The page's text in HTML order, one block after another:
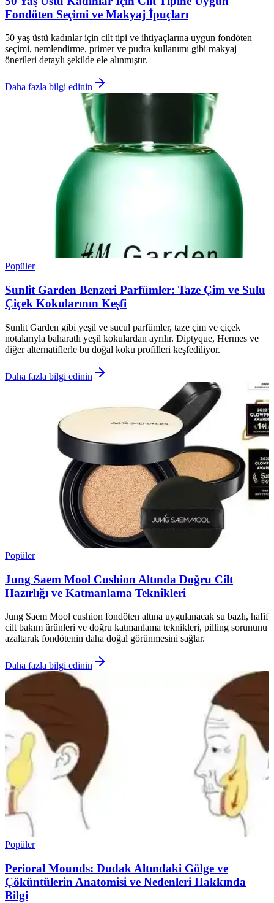
Fondöten Seçimi ve Makyaj İpuçları
50 yaş üstü kadınlar için cilt tipi ve ihtiyaçlarına uygun fondöten
seçimi, nemlendirme, primer ve pudra kullanımı gibi makyaj
önerileri detaylı şekilde ele alınmıştır.
Daha fazla bilgi edinin
Popüler
Sunlit Garden Benzeri Parfümler: Taze Çim ve Sulu
Çiçek Kokularının Keşfi
Sunlit Garden gibi yeşil ve sucul parfümler, taze çim ve çiçek
notalarıyla baharatlı yeşil kokulardan ayrılır. Diptyque, Hermes ve
diğer alternatiflerle bu doğal koku profilleri keşfediliyor.
Daha fazla bilgi edinin
Popüler
Jung Saem Mool Cushion Altında Doğru Cilt
Hazırlığı ve Katmanlama Teknikleri
Jung Saem Mool cushion fondöten altına uygulanacak su bazlı, hafif
cilt bakım ürünleri ve doğru katmanlama teknikleri, pilling sorununu
azaltarak fondötenin daha doğal görünmesini sağlar.
Daha fazla bilgi edinin
Popüler
Perioral Mounds: Dudak Altındaki Gölge ve
Çöküntülerin Anatomisi ve Nedenleri Hakkında
Bilgi